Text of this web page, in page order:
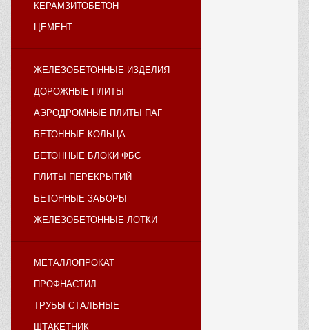
КЕРАМЗИТОБЕТОН
ЦЕМЕНТ
ЖЕЛЕЗОБЕТОННЫЕ ИЗДЕЛИЯ
ДОРОЖНЫЕ ПЛИТЫ
АЭРОДРОМНЫЕ ПЛИТЫ ПАГ
БЕТОННЫЕ КОЛЬЦА
БЕТОННЫЕ БЛОКИ ФБС
ПЛИТЫ ПЕРЕКРЫТИЙ
БЕТОННЫЕ ЗАБОРЫ
ЖЕЛЕЗОБЕТОННЫЕ ЛОТКИ
МЕТАЛЛОПРОКАТ
ПРОФНАСТИЛ
ТРУБЫ СТАЛЬНЫЕ
ШТАКЕТНИК